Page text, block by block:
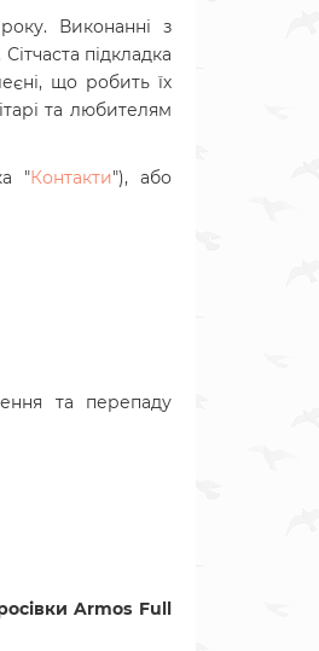
Виконанні з
підкладка
що робить їх
та любителям
"Контакти"), або
та перепаду
Armos Full